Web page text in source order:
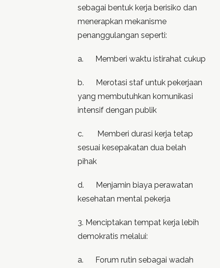
sebagai bentuk kerja berisiko dan
menerapkan mekanisme
penanggulangan seperti:
a. Memberi waktu istirahat cukup
b. Merotasi staf untuk pekerjaan
yang membutuhkan komunikasi
intensif dengan publik
c. Memberi durasi kerja tetap
sesuai kesepakatan dua belah
pihak
d. Menjamin biaya perawatan
kesehatan mental pekerja
3. Menciptakan tempat kerja lebih
demokratis melalui:
a. Forum rutin sebagai wadah